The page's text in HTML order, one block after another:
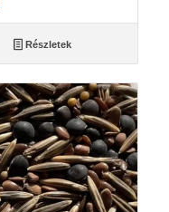
Részletek